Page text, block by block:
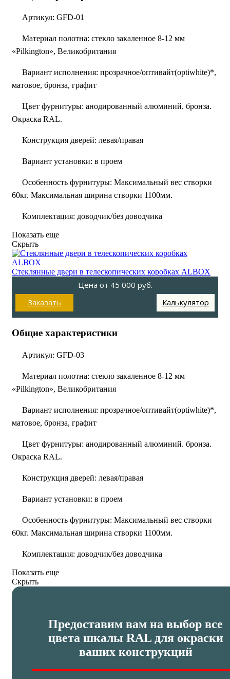
Артикул: GFD-01
Материал полотна: стекло закаленное 8-12 мм
«Pilkington», Великобритания
Вариант исполнения: прозрачное/оптивайт(optiwhite)*,
матовое, бронза, графит
Цвет фурнитуры: анодированный алюминий. бронза.
Окраска RAL.
Конструкция дверей: левая/правая
Вариант установки: в проем
Особенность фурнитуры: Максимальный вес створки
60кг. Максимальная ширина створки 1100мм.
Комплектация: доводчик/без доводчика
Показать еще
Скрыть
Стеклянные двери в телескопических коробках ALBOX
Цена от 45 000 руб.
Заказать
Калькулятор
Общие характеристики
Артикул: GFD-03
Материал полотна: стекло закаленное 8-12 мм
«Pilkington», Великобритания
Вариант исполнения: прозрачное/оптивайт(optiwhite)*,
матовое, бронза, графит
Цвет фурнитуры: анодированный алюминий. бронза.
Окраска RAL.
Конструкция дверей: левая/правая
Вариант установки: в проем
Особенность фурнитуры: Максимальный вес створки
60кг. Максимальная ширина створки 1100мм.
Комплектация: доводчик/без доводчика
Показать еще
Скрыть
Предоставим вам на выбор все
цвета шкалы RAL для окраски
ваших конструкций